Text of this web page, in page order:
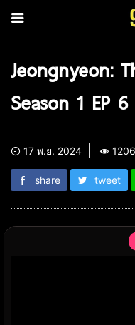
Jeongnyeon:
Season 1 EP 6
17 พ.ย. 2024 1206
share tweet